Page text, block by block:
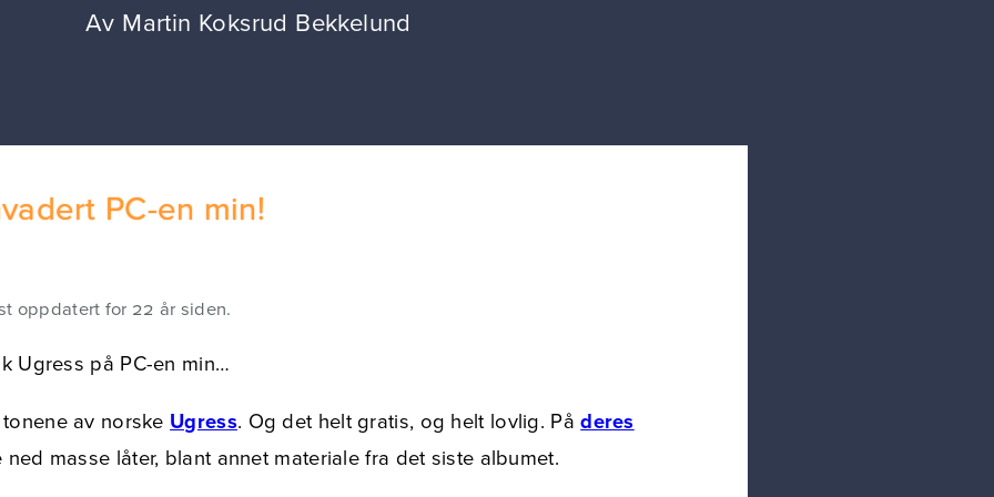
Av Martin Koksrud Bekkelund
PC-en min!
oppdatert for 22 år siden.
Ugress på PC-en min…
av norske Ugress. Og det helt gratis, og helt lovlig. Påderes
masse låter, blant annet materiale fra det siste albumet.